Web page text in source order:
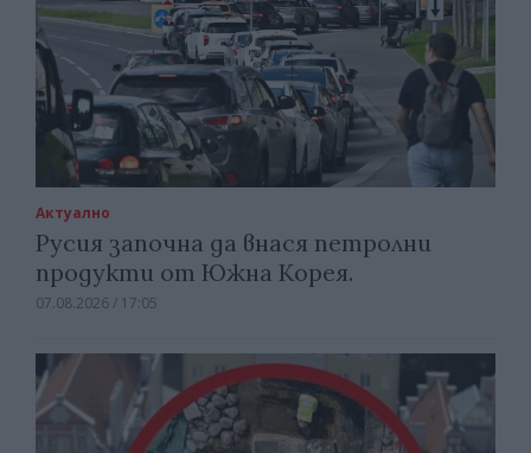
Актуално
Русия започна да внася петролни
продукти от Южна Корея.
07.08.2026 / 17:05